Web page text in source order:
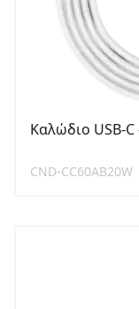
Καλώδιο USB-C
CND-CC60AB20W